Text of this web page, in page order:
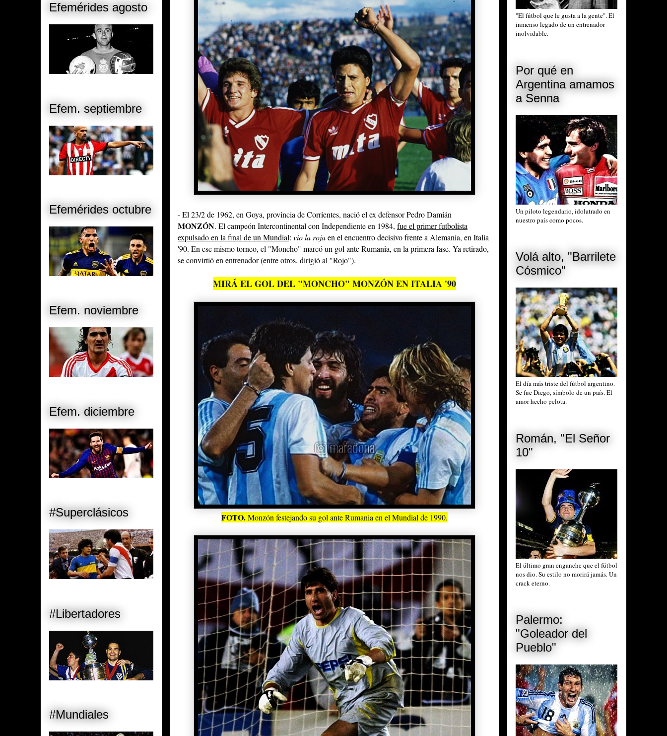
- El 23/2 de 1962, en Goya, provincia de Corrientes, nació el ex defensor Pedro Damián
MONZÓN. El campeón Intercontinental con Independiente en 1984, fue el primer futbolista
expulsado en la final de un Mundial: vio la rojaen el encuentro decisivo frente a Alemania, en Italia
'90. En ese mismo torneo, el "Moncho" marcó un gol ante Rumania, en la primera fase. Ya retirado,
se convirtió en entrenador (entre otros, dirigió al "Rojo").
MIRÁ EL GOL DEL "MONCHO" MONZÓN EN ITALIA '90
FOTO.Monzón festejando su gol ante Rumania en el Mundial de 1990.
Efemérides agosto
Efem. septiembre
Efemérides octubre
Efem. noviembre
Efem. diciembre
#Superclásicos
#Libertadores
#Mundiales
"El fútbol que le gusta a la gente". El
inmenso legado de un entrenador
inolvidable.
Por qué en
Argentina amamos
a Senna
Un piloto legendario, idolatrado en
nuestro país como pocos.
Volá alto, "Barrilete
Cósmico"
El día más triste del fútbol argentino.
Se fue Diego, símbolo de un país. El
amor hecho pelota.
Román, "El Señor
10"
El último gran enganche que el fútbol
nos dio. Su estilo no morirá jamás. Un
crack eterno.
Palermo:
"Goleador del
Pueblo"